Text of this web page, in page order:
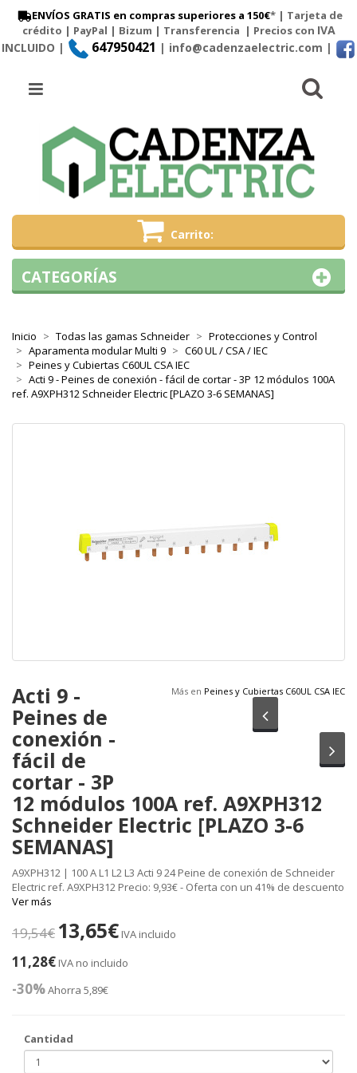
ENVÍOS GRATIS en compras superiores a 150€* | Tarjeta de
crédito | PayPal | Bizum | Transferencia | Precios con IVA
INCLUIDO |
647950421 | info@cadenzaelectric.com |
Carrito
Menú
Inicio Todas las gamas Schneider
Protecciones y Control
Aparamenta modular Multi 9
C60 UL / CSA / IEC
Peines y Cubiertas C60UL CSA IEC
Acti 9 - Peines de conexión - fácil de cortar - 3P 12 módulos 100A
ref. A9XPH312 Schneider Electric [PLAZO 3-6 SEMANAS]
Más en Peines y Cubiertas C60UL CSA IEC
Anterior
Acti 9 -
Peines de
conexión -
fácil de
cortar - 3P
12 módulos 100A ref. A9XPH312
Schneider Electric [PLAZO 3-6
SEMANAS]
A9XPH312 | 100 A L1 L2 L3 Acti 9 24 Peine de conexión de Schneider
Electric ref. A9XPH312 Precio: 9,93€ - Oferta con un 41% de descuento
Ver más
19,54€ 13,65€ IVA incluido
11,28€ IVA no incluido
-30%Ahorra 5,89€
Cantidad
CATEGORÍAS